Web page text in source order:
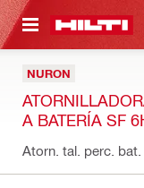
PRINCIPAL
NURON
A BATERÍA SF
Atorn. tal. perc.